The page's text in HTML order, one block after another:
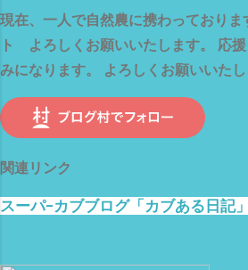
現在、一人で自然農に携わっておりま
ト よろしくお願いいたします。 応
みになります。 よろしくお願いいた
関連リンク
スーパ−カブブログ「カブある日記